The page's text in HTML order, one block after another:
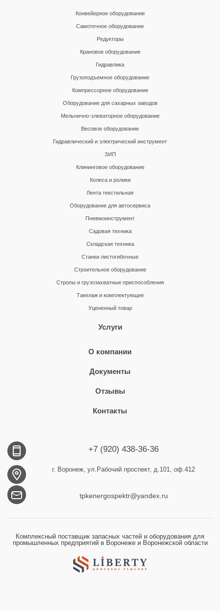
Конвейерное оборудование
Самотечное оборудование
Редукторы
Крановое оборудование
Гидравлика
Грузоподъемное оборудование
Компрессорное оборудование
Оборудование для сахарных заводов
Мельнично-элеваторное оборудование
Весовое оборудование
Гидравлический и электрический инструмент
ЗИП
Клининговое оборудование
Колеса и ролики
Лента текстильная
Оборудование для автосервиса
Пневмоинструмент
Садовая техника
Складская техника
Станки листогибочные
Строительное оборудование
Стропы и грузозахватные приспособления
Такелаж и комплектующие
Уцененный товар
Услуги
О компании
Документы
Отзывы
Контакты
+7 (920) 438-36-36
г. Воронеж, ул.Рабочий проспект, д.101, оф.412
tpkenergospektr@yandex.ru
Комплексный поставщик запасных частей и оборудования для
промышленных предприятий в Воронеже и Воронежской области